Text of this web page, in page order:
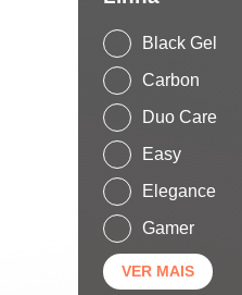
Black Gel
Carbon
Duo Care
Easy
Elegance
Gamer
VER MAIS